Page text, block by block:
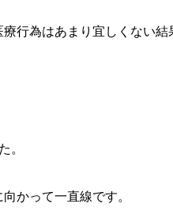
行為はあまり宜しくない
。
かって一直線です。